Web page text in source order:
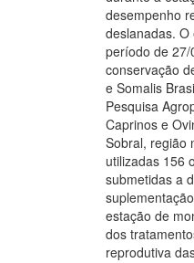
desempenho
deslanadas.
período de
conservação
e Somalis
Pesquisa
Caprinos e
Sobral, região
utilizadas 156
submetidas a
estação de
dos
reprodutiva